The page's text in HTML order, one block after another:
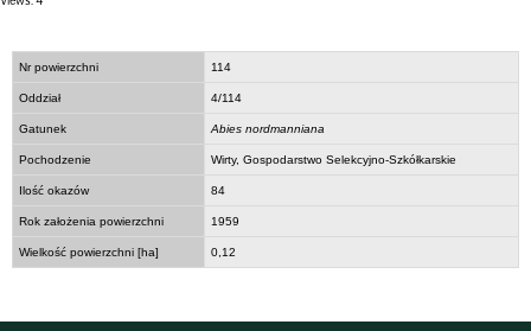
Nr powierzchni 114
Oddział 4/114
Gatunek Abies nordmanniana
Pochodzenie Wirty, Gospodarstwo Selekcyjno-Szkółkarskie
Ilość okazów 84
Rok założenia powierzchni 1959
Wielkość powierzchni [ha] 0,12